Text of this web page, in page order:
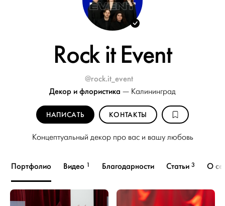
Rock it Event
@rock.it_event
Декор и флористика — Калининград
НАПИСАТЬ КОНТАКТЫ
Концептуальный декор про вас и вашу любовь
Портфолио Видео 1 Благодарности Статьи 3 О